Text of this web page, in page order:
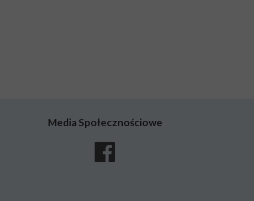
Media Społecznościowe